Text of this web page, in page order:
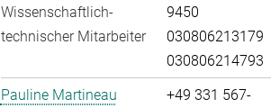
Wissenschaftlich-
technischer Mitarbeiter
9450
030806213179
030806214793
Pauline Martineau
+49 331 567-